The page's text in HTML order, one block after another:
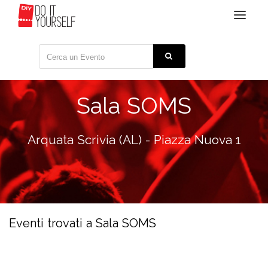
Toggle
Sala SOMS
Arquata Scrivia (AL) - Piazza Nuova 1
Eventi trovati a Sala SOMS